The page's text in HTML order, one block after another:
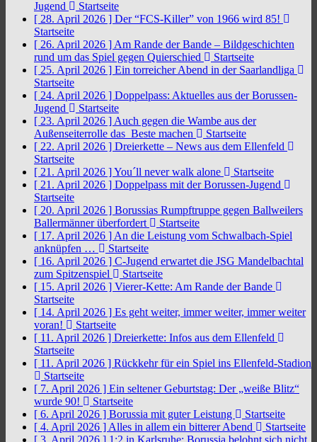
Jugend
Startseite
[ 28. April 2026 ] Der “FCS-Killer” von 1966 wird 85!
Startseite
[ 26. April 2026 ] Am Rande der Bande – Bildgeschichten
rund um das Spiel gegen Quierschied
Startseite
[ 25. April 2026 ] Ein torreicher Abend in der Saarlandliga
Startseite
[ 24. April 2026 ] Doppelpass: Aktuelles aus der Borussen-
Jugend
Startseite
[ 23. April 2026 ] Auch gegen die Wambe aus der
Außenseiterrolle das Beste machen
Startseite
[ 22. April 2026 ] Dreierkette – News aus dem Ellenfeld
Startseite
[ 21. April 2026 ]You´ll never walk alone
Startseite
[ 21. April 2026 ] Doppelpass mit der Borussen-Jugend
Startseite
[ 20. April 2026 ] Borussias Rumpftruppe gegen Ballweilers
Ballermänner überfordert
Startseite
[ 17. April 2026 ] An die Leistung vom Schwalbach-Spiel
anknüpfen …
Startseite
[ 16. April 2026 ] C-Jugend erwartet die JSG Mandelbachtal
zum Spitzenspiel
Startseite
[ 15. April 2026 ] Vierer-Kette: Am Rande der Bande
Startseite
[ 14. April 2026 ] Es geht weiter, immer weiter, immer weiter
voran!
Startseite
[ 11. April 2026 ] Dreierkette: Infos aus dem Ellenfeld
Startseite
[ 11. April 2026 ] Rückkehr für ein Spiel ins Ellenfeld-Stadion
Startseite
[ 7. April 2026 ] Ein seltener Geburtstag: Der „weiße Blitz“
wurde 90!
Startseite
[ 6. April 2026 ] Borussia mit guter Leistung
Startseite
[ 4. April 2026 ] Alles in allem ein bitterer Abend
Startseite
[ 3. April 2026 ] 1:2 in Karlsruhe: Borussia belohnt sich nicht